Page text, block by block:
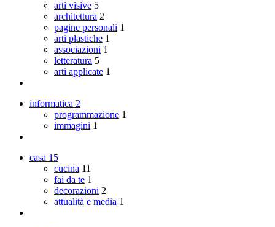
arti visive 5
architettura 2
pagine personali 1
arti plastiche 1
associazioni 1
letteratura 5
arti applicate 1
informatica 2
programmazione 1
immagini 1
casa 15
cucina 11
fai da te 1
decorazioni 2
attualità e media 1